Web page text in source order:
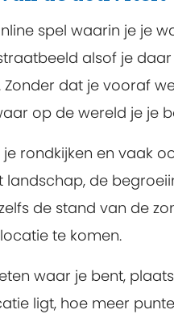
spel waarin je je
alsof je
Zonder dat je vooraf
op de wereld je je
je rondkijken en vaak
landschap, de
de stand van de
te komen.
waar je bent,
ligt, hoe meer